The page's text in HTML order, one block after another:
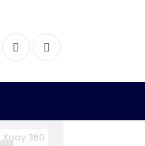
InstagramDribbble
360